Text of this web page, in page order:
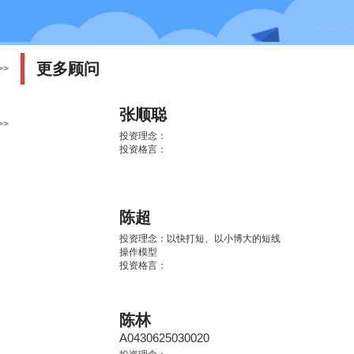
更多顾问
张顺聪
投资理念：
投资格言：
陈超
投资理念： 以快打短、以小博大的短线
操作模型
投资格言：
陈林
A0430625030020